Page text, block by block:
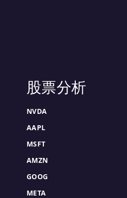
股票分析
NVDA
AAPL
MSFT
AMZN
GOOG
META